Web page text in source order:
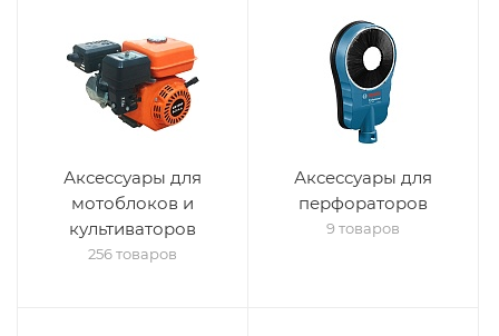
Аксессуары для
мотоблоков и
культиваторов
256 товаров
Аксессуары для
перфораторов
9 товаров